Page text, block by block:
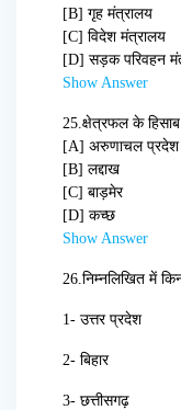
[B] गृह मंत्रालय
[C] विदेश मंत्रालय
[D] सड़क परिवहन
Show Answer
25. क्षेत्रफल के
[A] अरुणाचल प्रदेश
[B] लद्दाख
[C] बाड़मेर
[D] कच्छ
Show Answer
26. निम्नलिखित में
1- उत्तर प्रदेश
2- बिहार
3- छत्तीसगढ़